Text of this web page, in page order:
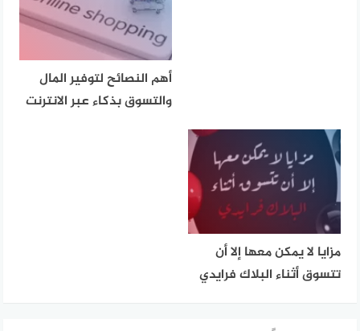
أهم النصائح لتوفير المال
والتسوق بذكاء عبر الانترنت
مزايا لا يمكن معها إلا أن
تتسوق أثناء البلاك فرايدي